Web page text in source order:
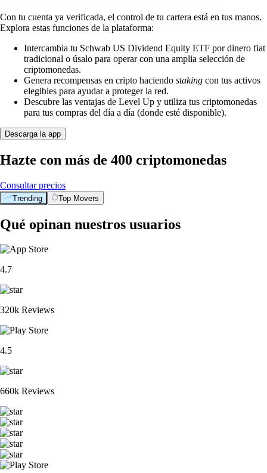
Con tu cuenta ya verificada, el control de tu cartera está en tus manos.
Explora estas funciones de la plataforma:
Intercambia tu Schwab US Dividend Equity ETF por dinero fiat
tradicional o úsalo para operar con una amplia selección de
criptomonedas.
Genera recompensas en cripto haciendo staking con tus activos
elegibles para ayudar a proteger la red.
Descubre las ventajas de Level Up y utiliza tus criptomonedas
para tus compras del día a día (donde esté disponible).
Descarga la app
Hazte con más de 400 criptomonedas
Consultar precios
Trending Top Movers
Qué opinan nuestros usuarios
4.7
320k Reviews
4.5
660k Reviews